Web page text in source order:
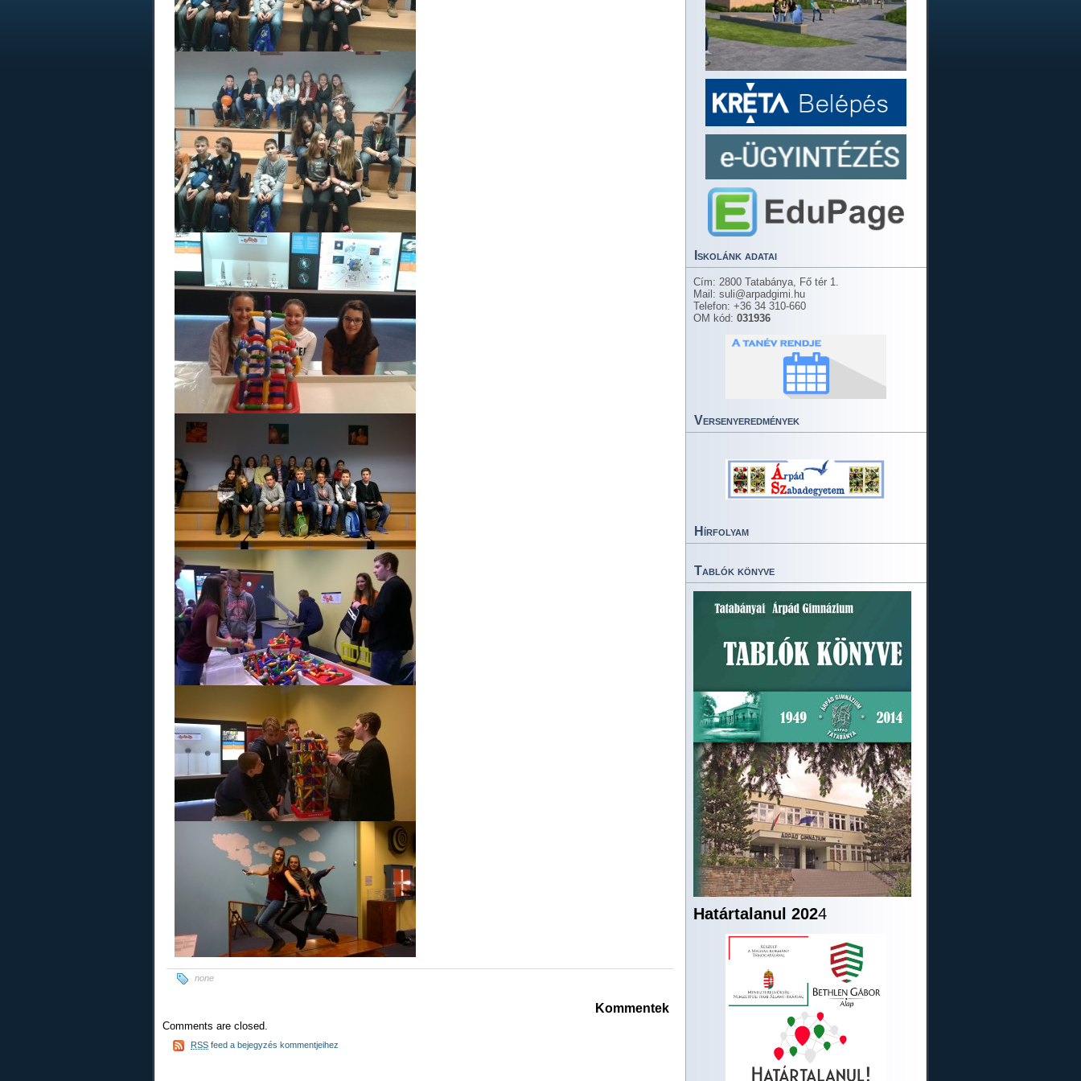
none
Kommentek
Comments are closed.
RSS feed a bejegyzés kommentjeihez
Iskolánk adatai
Cím: 2800 Tatabánya, Fő tér 1.
Mail: suli@arpadgimi.hu
Telefon: +36 34 310-660
OM kód: 031936
Versenyeredmények
Hírfolyam
Tablók könyve
Határtalanul 2024